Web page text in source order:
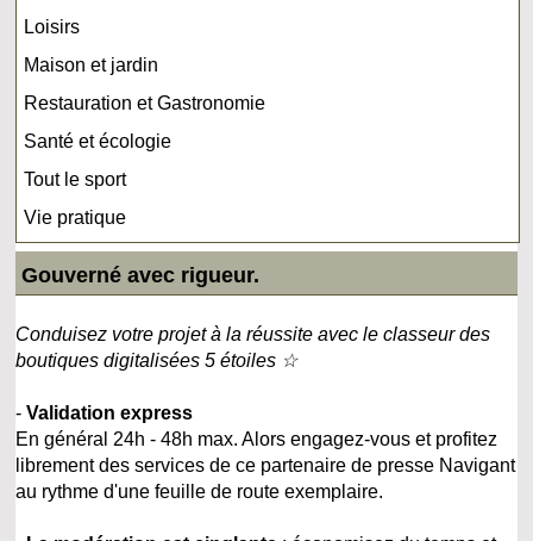
Loisirs
Maison et jardin
Restauration et Gastronomie
Santé et écologie
Tout le sport
Vie pratique
Gouverné avec rigueur.
Conduisez votre projet à la réussite avec le classeur des
boutiques digitalisées 5 étoiles ☆
-Validation express
En général 24h - 48h max. Alors engagez-vous et profitez
librement des services de ce partenaire de presse Navigant
au rythme d'une feuille de route exemplaire.